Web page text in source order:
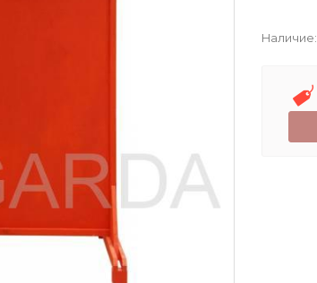
Наличие: